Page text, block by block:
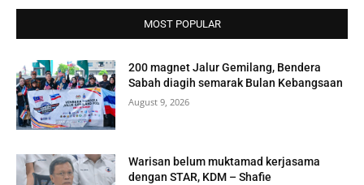
MOST POPULAR
200 magnet Jalur Gemilang, Bendera
Sabah diagih semarak Bulan Kebangsaan
August 9, 2026
Warisan belum muktamad kerjasama
dengan STAR, KDM – Shafie